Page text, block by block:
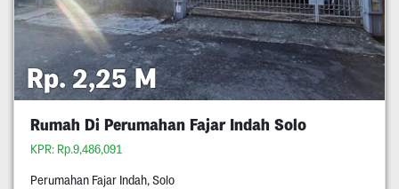
Rp. 2,25 M
Rumah Di Perumahan Fajar Indah Solo
KPR: Rp.9,486,091
Perumahan Fajar Indah, Solo